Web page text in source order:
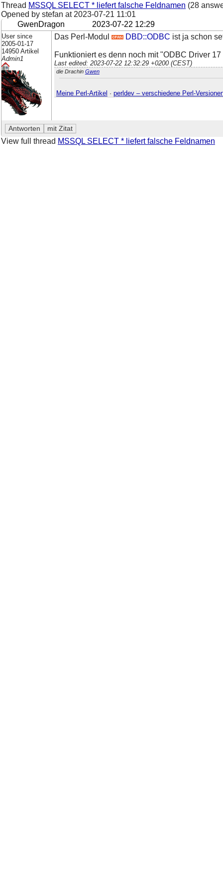
Thread MSSQL SELECT * liefert falsche Feldnamen (28
Opened by stefan at 2023-07-21 11:01
GwenDragon
2023-07-22 12:29
User since
2005-01-17
14950 Artikel
Admin1
Das Perl-Modul DBD::ODBC ist ja schon
Funktioniert es denn noch mit "ODBC Driver
Last edited: 2023-07-22 12:32:29 +0200 (CEST)
die Drachin Gwen
Meine Perl-Artikel · perldev – verschiedene Perl-
View full thread MSSQL SELECT * liefert falsche Feldnamen